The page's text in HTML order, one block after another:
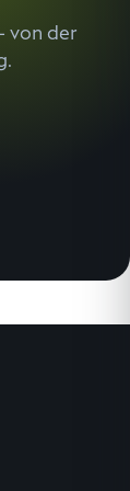
von der